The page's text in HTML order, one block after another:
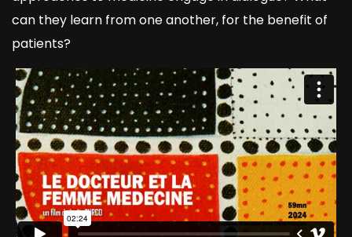
can they learn from one another, for the benefit of
patients?